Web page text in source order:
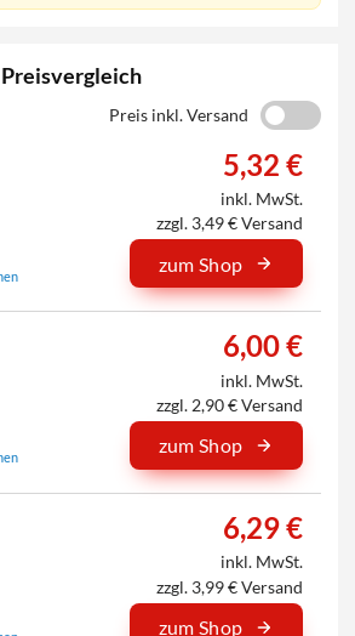
Preis inkl. Versand
5,32 €
inkl. MwSt.
zzgl. 3,49 € Versand
zum Shop
6,00 €
inkl. MwSt.
zzgl. 2,90 € Versand
zum Shop
6,29 €
inkl. MwSt.
zzgl. 3,99 € Versand
zum Shop